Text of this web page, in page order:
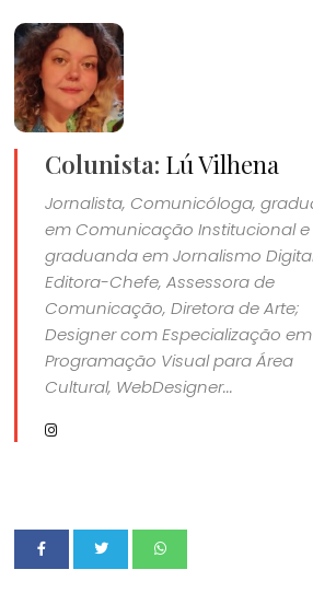
Colunista: Lú Vilhena
Jornalista, Comunicóloga,
em Comunicação Institucional e
graduanda em Jornalismo
Editora-Chefe, Assessora de
Comunicação, Diretora de Arte;
Designer com Especialização em
Programação Visual para Área
Cultural, WebDesigner...